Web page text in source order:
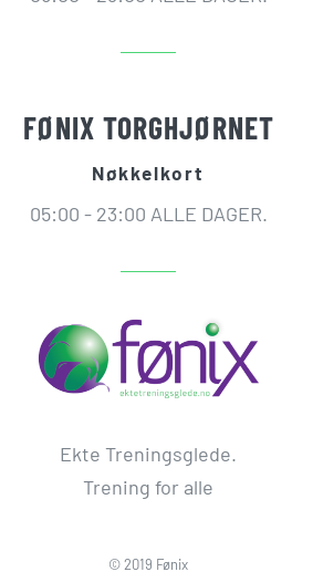
FØNIX TORGHJØRNET
Nøkkelkort
05:00 - 23:00 ALLE DAGER.
Ekte Treningsglede.
Trening for alle
© 2019 Fønix